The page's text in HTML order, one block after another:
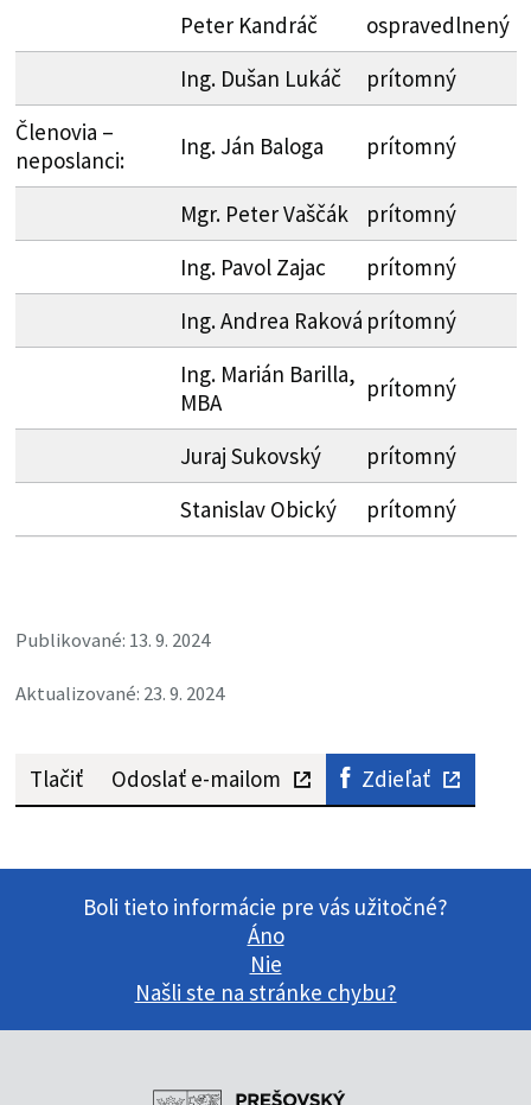
Peter Kandráč
ospravedlnený
Ing. Dušan Lukáč
prítomný
Členovia –
neposlanci:
Ing. Ján Baloga prítomný
Mgr. Peter Vaščák
prítomný
Ing. Pavol Zajac
prítomný
Ing. Andrea Raková prítomný
Ing. Marián Barilla,
MBA
prítomný
Juraj Sukovský
prítomný
Stanislav Obický
prítomný
Publikované: 13. 9. 2024
Aktualizované: 23. 9. 2024
Tlačiť Odoslať e-mailom Zdieľať
Boli tieto informácie pre vás užitočné?
Áno
Nie
Našli ste na stránke chybu?